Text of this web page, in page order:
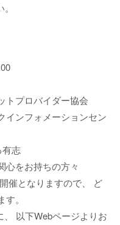
トプロバイダー協会
インフォメーションセン
有志
心をお持ちの方々
催となりますので、 ど
。
、 以下Webページよりお